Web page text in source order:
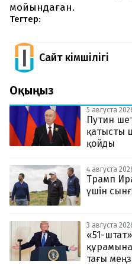
мойындаған.
Тегтер:
Сайт Әкімшілігі
Оқыңыз
5 августа
Путин
қатысты
қойды
4 августа
Трамп
үшін
3 августа
«51-
тағы